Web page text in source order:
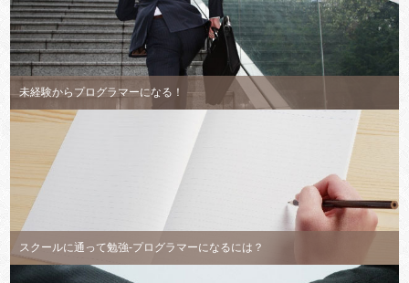
未経験からプログラマーになる！
スクールに通って勉強-プログラマーになるには？